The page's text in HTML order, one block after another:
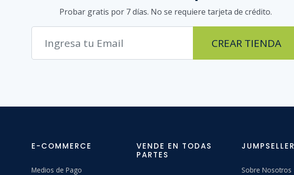
Probar gratis por 7 días. No se requiere tarjeta de crédito.
CREAR TIENDA
E-COMMERCE
Medios de Pago
VENDE EN TODAS
PARTES
JUMPSELLER
Sobre Nosotros